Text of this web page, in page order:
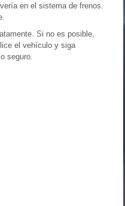
en el sistema de frenos.
Si no es posible,
el vehículo y siga
seguro.